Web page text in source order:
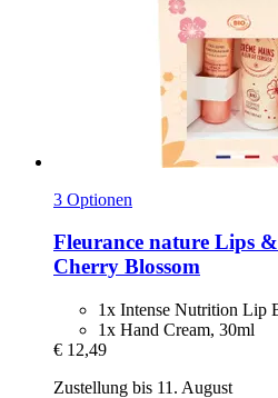
3 Optionen
Fleurance nature Lips
Cherry Blossom
1x Intense Nutrition Lip
1x Hand Cream, 30ml
€ 12,49
Zustellung bis 11. August